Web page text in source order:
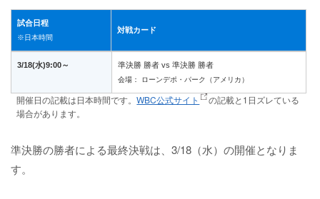
試合日程
※日本時間
対戦カード
3/18(水)9:00～ 準決勝 勝者 vs 準決勝 勝者
会場： ローンデポ・パーク（アメリカ）
開催日の記載は日本時間です。WBC公式サイト
の記載と1日ズレている
場合があります。
準決勝の勝者による最終決戦は、3/18（水）の開催となりま
す。